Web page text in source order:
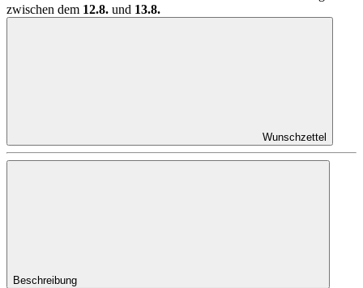
zwischen dem 12.8. und 13.8.
Wunschzettel
Beschreibung